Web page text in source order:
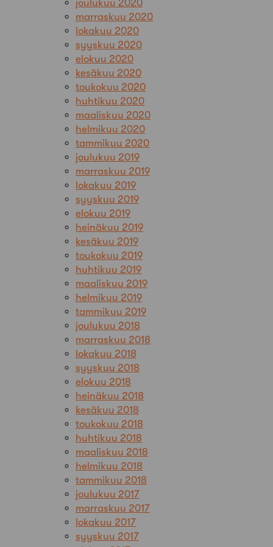
joulukuu 2020
marraskuu 2020
lokakuu 2020
syyskuu 2020
elokuu 2020
kesäkuu 2020
toukokuu 2020
huhtikuu 2020
maaliskuu 2020
helmikuu 2020
tammikuu 2020
joulukuu 2019
marraskuu 2019
lokakuu 2019
syyskuu 2019
elokuu 2019
heinäkuu 2019
kesäkuu 2019
toukokuu 2019
huhtikuu 2019
maaliskuu 2019
helmikuu 2019
tammikuu 2019
joulukuu 2018
marraskuu 2018
lokakuu 2018
syyskuu 2018
elokuu 2018
heinäkuu 2018
kesäkuu 2018
toukokuu 2018
huhtikuu 2018
maaliskuu 2018
helmikuu 2018
tammikuu 2018
joulukuu 2017
marraskuu 2017
lokakuu 2017
syyskuu 2017